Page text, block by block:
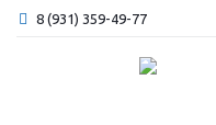
8 (931) 359-49-77